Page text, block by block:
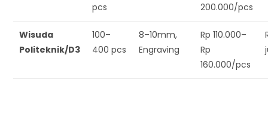
pcs
200.000/pcs
Wisuda
Politeknik/D3
100–
400 pcs
8–10mm,
Engraving
Rp 110.000–
Rp
160.000/pcs